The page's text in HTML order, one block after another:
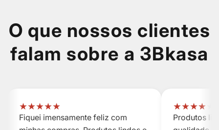
O que nossos clientes
falam sobre a 3Bkasa
★★★★★
Fiquei imensamente feliz com
★★★★
Produtos